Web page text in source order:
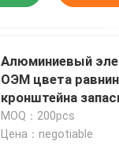
Алюминиевый
ОЭМ цвета
кронштейна
фиксированный
MOQ：200pcs
Цена：negotiable